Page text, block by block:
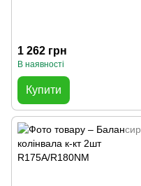
1 262 грн
В наявності
Купити